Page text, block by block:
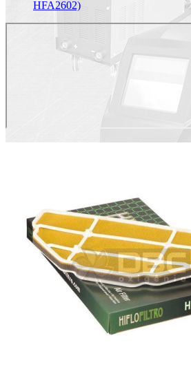
HFA2602)